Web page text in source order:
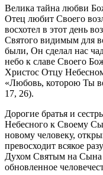
Велика тайна любви
Отец любит Своего
восхотел в этот день
Святого видимым для
были, Он сделал нас
небо к славе Своего
Христос Отцу
«Любовь, которою Ты
17, 26).
Дорогие братья и
Небесного к Своему
новому человеку,
превосходит всякое
Духом Святым на Сына
обновленное